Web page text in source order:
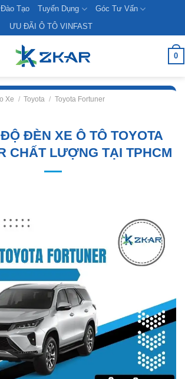
Đào Tạo Tuyển Dụng
Góc Tư Vấn
ƯU ĐÃI Ô TÔ VINFAST
0
Xe / Toyota / Toyota Fortuner
ĐÈN XE Ô TÔ TOYOTA
CHẤT LƯỢNG TẠI TPHCM